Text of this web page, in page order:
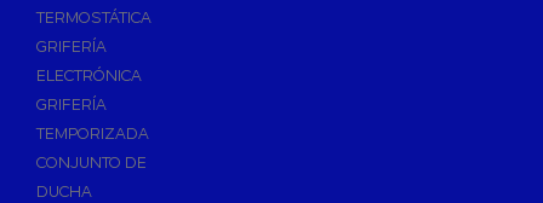
Accesorios para Instalación de Gas
Válvulas para Gas
Accesorios y Repuestos de Gas
Baterias y Contadores
Bombas
Bombas Sumergibles
TERMOSTÁTICA
GRIFERÍA
ELECTRÓNICA
GRIFERÍA
TEMPORIZADA
CONJUNTO DE
DUCHA